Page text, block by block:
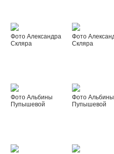
Фото Александра
Скляра
Фото
Скляра
Фото Альбины
Пупышевой
Фото Альбины
Пупышевой